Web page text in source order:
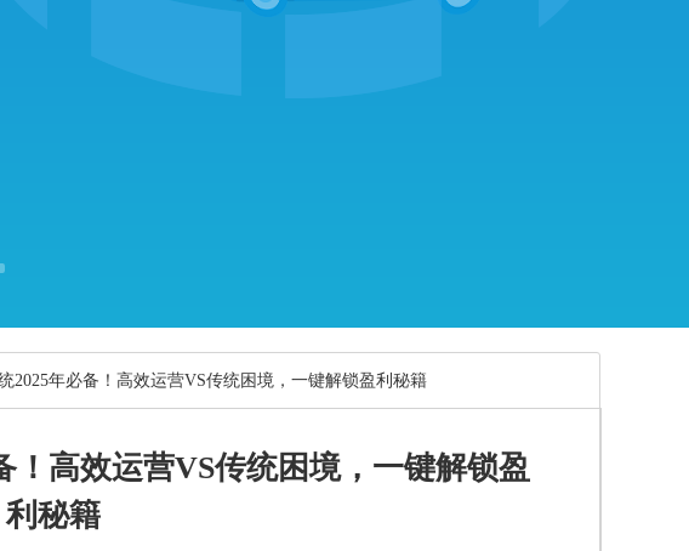
2025年必备！高效运营VS传统困境，一键解锁盈利秘籍
！高效运营VS传统困境，一键解锁盈
利秘籍